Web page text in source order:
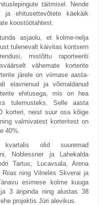
täitmisel. Nende
ja ehitusettevõtete käekäik
koostöötahtest.
asjaolu, et kolme-nelja
tulenevalt käivitas kontsern
mistõttu raporteeriti
vähemate korterite
järele on viimase aasta-
elavnenud ja võimaldanud
ehitusega, mis on hea
tulemusteks. Selle aasta
korteri, neist suur osa kõige
valmivatest korteritest on
40%.
olid suuremad
Noblessner ja Lahekalda
Tartus; Lucavsala, Arena
ning Vilnelės Skverai ja
esimese kolme kuuga
3 äripinda ning alustas 38
projektis Jüri alevikus.